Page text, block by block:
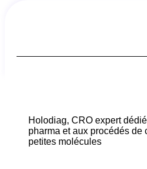
Holodiag, CRO expert
pharma et aux procédés de
petites molécules